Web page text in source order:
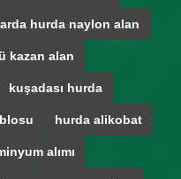
hurda naylon alan
kazan alan
kuşadası hurda
hurda alikobat
alımı